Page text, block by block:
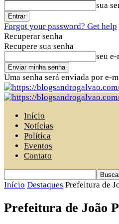
sua
Forgot your password? Get help
Recuperar senha
Recupere sua senha
seu
Uma senha será enviada por e-
Início
Notícias
Política
Eventos
Contato
Início Destaques Prefeitura de
Prefeitura de João